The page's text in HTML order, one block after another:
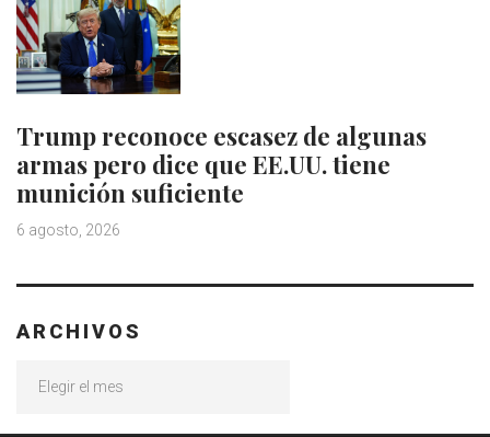
Trump reconoce escasez de algunas
armas pero dice que EE.UU. tiene
munición suficiente
6 agosto, 2026
ARCHIVOS